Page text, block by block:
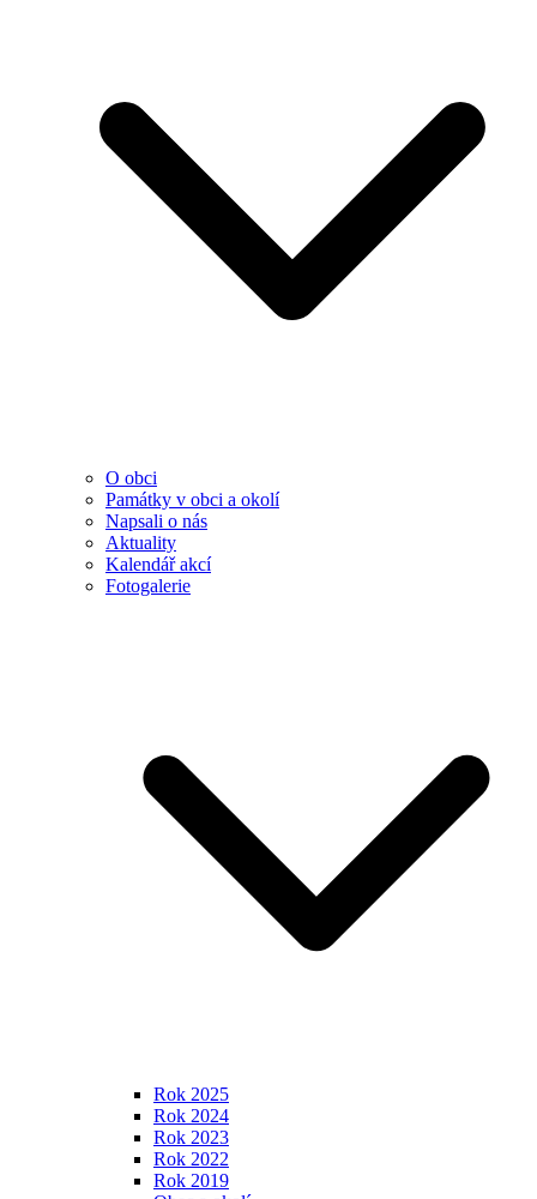
O obci
Památky v obci a okolí
Napsali o nás
Aktuality
Kalendář akcí
Fotogalerie
Rok 2025
Rok 2024
Rok 2023
Rok 2022
Rok 2019